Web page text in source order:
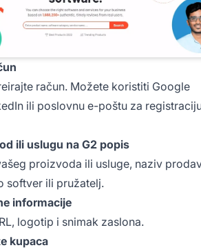
račun. Možete koristiti Google
ili poslovnu e-poštu za
ili uslugu na G2 popis
proizvoda ili usluge, naziv
softver ili pružatelj.
informacije
logotip i snimak zaslona.
kupaca